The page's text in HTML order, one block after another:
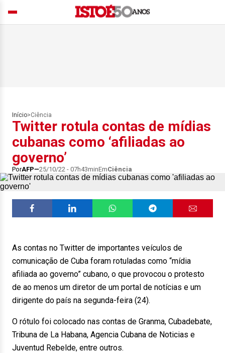
Início>Ciência
Twitter rotula contas de mídias
cubanas como ‘afiliadas ao
governo’
PorAFP 25/10/22 - 07h43minEmCiência
As contas no Twitter de importantes veículos de
comunicação de Cuba foram rotuladas como “mídia
afiliada ao governo” cubano, o que provocou o protesto
de ao menos um diretor de um portal de notícias e um
dirigente do país na segunda-feira (24).
O rótulo foi colocado nas contas de Granma, Cubadebate,
Tribuna de La Habana, Agencia Cubana de Noticias e
Juventud Rebelde, entre outros.